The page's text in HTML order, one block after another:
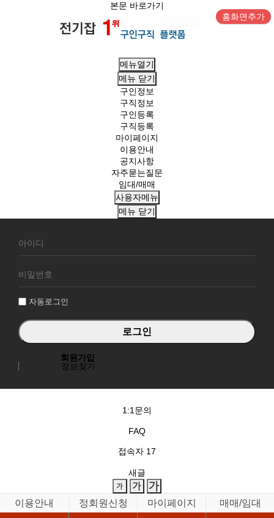
본문 바로가기
홈화면추가
메뉴열기
메뉴 닫기
구인정보
구직정보
구인등록
구직등록
마이페이지
이용안내
공지사항
자주묻는질문
임대/매매
사용자메뉴
메뉴 닫기
원
그
자동로그인
회원가입
정보찾기
1:1문의
FAQ
접속자 17
새글
이용안내 정회원신청 마이페이지
매매/임대